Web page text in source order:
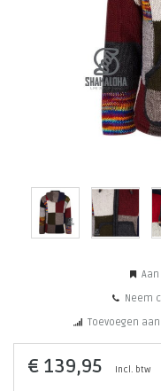
Neem
Toevoegen
€ 139,95 Incl. btw